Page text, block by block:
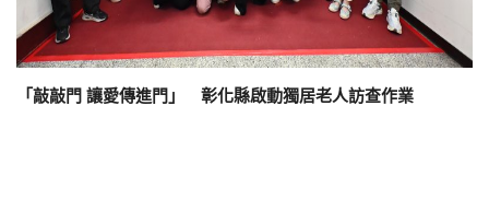
「敲敲門 讓愛傳進門」 彰化縣啟動獨居老人訪查作業